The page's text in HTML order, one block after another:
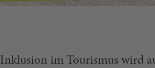
Inklusion im Tourismus wird